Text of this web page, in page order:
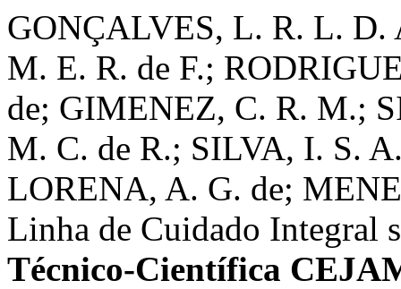
GONÇALVES, L. R. L. D.
M. E. R. de F.;
de; GIMENEZ, C. R. M.;
M. C. de R.; SILVA, I. S.
LORENA, A. G. de;
Linha de Cuidado Integral
Técnico-Científica